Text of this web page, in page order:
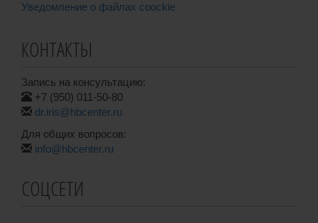
Уведомление о файлах coockie
КОНТАКТЫ
Запись на консультацию:
+7 (950) 011-50-80
dr.iris@hbcenter.ru
Для общих вопросов:
info@hbcenter.ru
СОЦСЕТИ